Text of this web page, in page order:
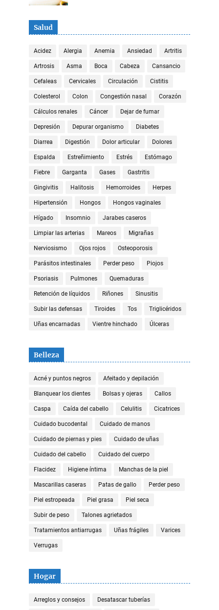
Salud
Acidez Alergia Anemia Ansiedad Artritis
Artrosis Asma Boca Cabeza Cansancio
Cefaleas Cervicales Circulación Cistitis
Colesterol Colon Congestión nasal Corazón
Cálculos renales Cáncer Dejar de fumar
Depresión Depurar organismo Diabetes
Diarrea Digestión Dolor articular Dolores
Espalda Estreñimiento Estrés Estómago
Fiebre Garganta Gases Gastritis
Gingivitis Halitosis Hemorroides Herpes
Hipertensión Hongos Hongos vaginales
Hígado Insomnio Jarabes caseros
Limpiar las arterias Mareos Migrañas
Nerviosismo Ojos rojos Osteoporosis
Parásitos intestinales Perder peso Piojos
Psoriasis Pulmones Quemaduras
Retención de líquidos Riñones Sinusitis
Subir las defensas Tiroides Tos Triglicéridos
Uñas encarnadas Vientre hinchado Úlceras
Belleza
Acné y puntos negros Afeitado y depilación
Blanquear los dientes Bolsas y ojeras Callos
Caspa Caída del cabello Celulitis Cicatrices
Cuidado bucodental Cuidado de manos
Cuidado de piernas y pies Cuidado de uñas
Cuidado del cabello Cuidado del cuerpo
Flacidez Higiene íntima Manchas de la piel
Mascarillas caseras Patas de gallo Perder peso
Piel estropeada Piel grasa Piel seca
Subir de peso Talones agrietados
Tratamientos antiarrugas Uñas frágiles Varices
Verrugas
Hogar
Arreglos y consejos Desatascar tuberías